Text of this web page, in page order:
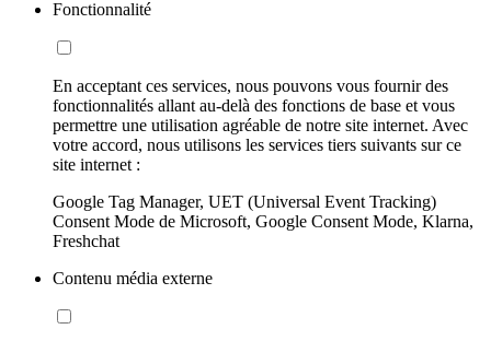
Fonctionnalité
En acceptant ces services, nous pouvons vous fournir des
fonctionnalités allant au-delà des fonctions de base et vous
permettre une utilisation agréable de notre site internet. Avec
votre accord, nous utilisons les services tiers suivants sur ce
site internet :
Google Tag Manager, UET (Universal Event Tracking)
Consent Mode de Microsoft, Google Consent Mode, Klarna,
Freshchat
Contenu média externe